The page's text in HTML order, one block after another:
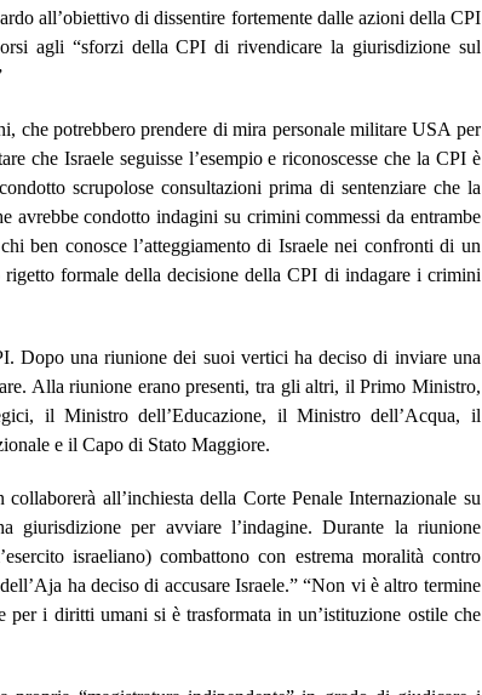
all’obiettivo di dissentire fortemente dalle azioni della CPI
agli “sforzi della CPI di rivendicare la giurisdizione sul
che potrebbero prendere di mira personale militare USA per
che Israele seguisse l’esempio e riconoscesse che la CPI è
scrupolose consultazioni prima di sentenziare che la
avrebbe condotto indagini su crimini commessi da entrambe
ben conosce l’atteggiamento di Israele nei confronti di un
rigetto formale della decisione della CPI di indagare i crimini
Dopo una riunione dei suoi vertici ha deciso di inviare una
Alla riunione erano presenti, tra gli altri, il Primo Ministro,
il Ministro dell’Educazione, il Ministro dell’Acqua, il
e il Capo di Stato Maggiore.
all’inchiesta della Corte Penale Internazionale su
per avviare l’indagine. Durante la riunione
israeliano) combattono con estrema moralità contro
ha deciso di accusare Israele.” “Non vi è altro termine
per i diritti umani si è trasformata in un’istituzione ostile che